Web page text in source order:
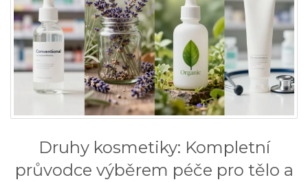
Druhy kosmetiky: Kompletní
průvodce výběrem péče pro tělo a